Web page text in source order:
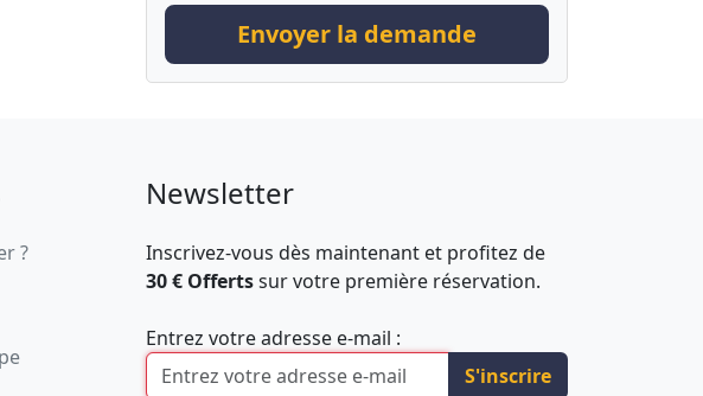
Envoyer la demande
?
Newsletter
Inscrivez-vous dès maintenant et profitez de
30 € Offertssur votre première réservation.
Entrez votre adresse e-mail :
S'inscrire